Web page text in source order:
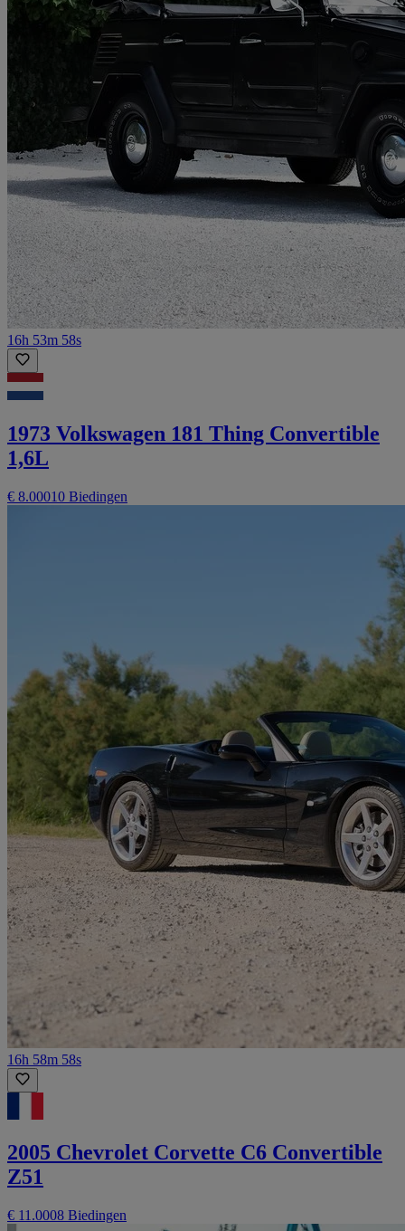
16h 53m 58s
1973 Volkswagen 181 Thing Convertible
1,6L
€ 8.00010 Biedingen
16h 58m 58s
2005 Chevrolet Corvette C6 Convertible
Z51
€ 11.0008 Biedingen